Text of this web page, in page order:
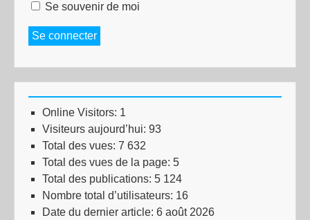
Se souvenir de moi
Se connecter
Online Visitors: 1
Visiteurs aujourd’hui: 93
Total des vues: 7 632
Total des vues de la page: 5
Total des publications: 5 124
Nombre total d’utilisateurs: 16
Date du dernier article: 6 août 2026